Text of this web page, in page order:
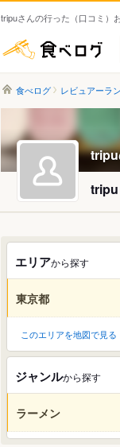
tripuさんの行った（口コミ）
食べログ レビュアーラ
tripu
tripu
エリアから探す
東京都
このエリアを地図で見る
ジャンルから探す
ラーメン